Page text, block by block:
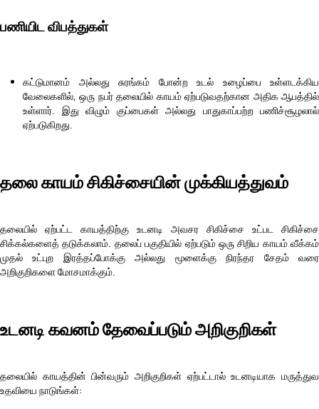
பணியிட விபத்துகள்
கட்டுமானம் அல்லது சுரங்கம் போன்ற உடல் உழைப்பை உள்ளடக்கிய
வேலைகளில், ஒரு நபர் தலையில் காயம் ஏற்படுவதற்கான அதிக ஆபத்தில்
உள்ளார். இது விழும் குப்பைகள் அல்லது பாதுகாப்பற்ற பணிச்சூழலால்
ஏற்படுகிறது.
தலை காயம் சிகிச்சையின் முக்கியத்துவம்
தலையில் ஏற்பட்ட காயத்திற்கு உடனடி அவசர சிகிச்சை உட்பட சிகிச்சை
சிக்கல்களைத் தடுக்கலாம். தலைப் பகுதியில் ஏற்படும் ஒரு சிறிய காயம் வீக்கம்
முதல் உட்புற இரத்தப்போக்கு அல்லது மூளைக்கு நிரந்தர சேதம் வரை
அறிகுறிகளை மோசமாக்கும்.
உடனடி கவனம் தேவைப்படும் அறிகுறிகள்
தலையில் காயத்தின் பின்வரும் அறிகுறிகள் ஏற்பட்டால் உடனடியாக மருத்துவ
உதவியை நாடுங்கள்: